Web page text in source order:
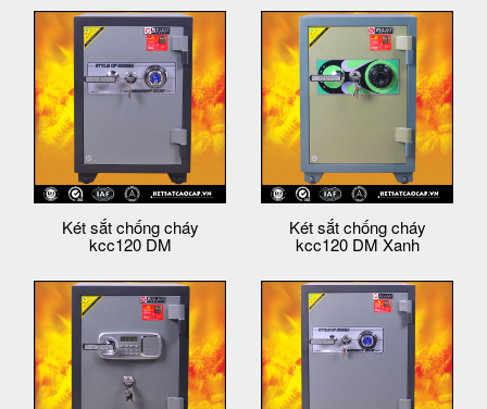
Két sắt chống cháy
kcc120 DM
Két sắt chống cháy
kcc120 DM Xanh